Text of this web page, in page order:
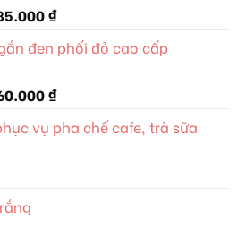
₫Giá
tại
385.000 ₫.
đen phối đỏ cao cấp
₫Giá
tại
vụ pha chế cafe, trà sữa